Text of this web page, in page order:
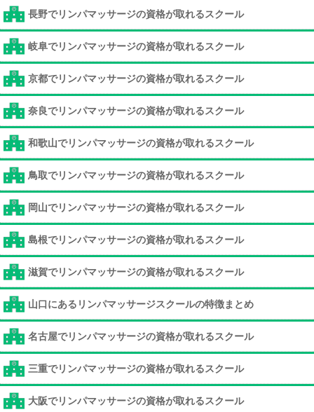
長野でリンパマッサージの資格が取れるスクール
岐阜でリンパマッサージの資格が取れるスクール
京都でリンパマッサージの資格が取れるスクール
奈良でリンパマッサージの資格が取れるスクール
和歌山でリンパマッサージの資格が取れるスクール
鳥取でリンパマッサージの資格が取れるスクール
岡山でリンパマッサージの資格が取れるスクール
島根でリンパマッサージの資格が取れるスクール
滋賀でリンパマッサージの資格が取れるスクール
山口にあるリンパマッサージスクールの特徴まとめ
名古屋でリンパマッサージの資格が取れるスクール
三重でリンパマッサージの資格が取れるスクール
大阪でリンパマッサージの資格が取れるスクール